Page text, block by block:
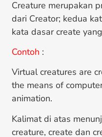
Creature merupakan
dari Creator; kedua
kata dasar create
Contoh :
Virtual creatures are
the means of
animation.
Kalimat di atas
creature, create dan